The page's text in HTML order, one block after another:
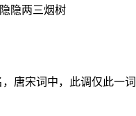
隐两三烟树
唐宋词中，此调仅此一